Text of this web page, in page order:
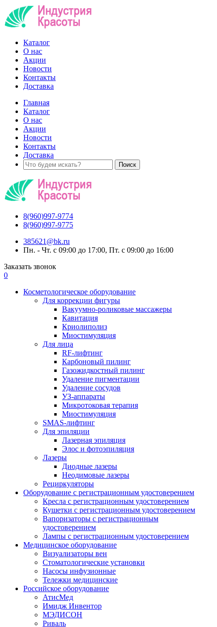
Каталог
О нас
Акции
Новости
Контакты
Доставка
Главная
Каталог
О нас
Акции
Новости
Контакты
Доставка
8(960)997-9774
8(960)997-9775
385621@bk.ru
Пн. - Чт. с 09:00 до 17:00, Пт. с 09:00 до 16:00
Заказать звонок
0
Косметологическое оборудование
Для коррекции фигуры
Вакуумно-роликовые массажеры
Кавитация
Криолиполиз
Миостимуляция
Для лица
RF-лифтинг
Карбоновый пилинг
Газожидкостный пилинг
Удаление пигментации
Удаление сосудов
УЗ-аппараты
Микротоковая терапия
Миостимуляция
SMAS-лифтинг
Для эпиляции
Лазерная эпиляция
Элос и фотоэпиляция
Лазеры
Диодные лазеры
Неодимовые лазеры
Рециркуляторы
Оборудование с регистрационным удостоверением
Кресла с регистрационным удостоверением
Кушетки с регистрационным удостоверением
Вапоризаторы с регистрационным
удостоверением
Лампы с регистрационным удостоверением
Медицинское оборудование
Визуализаторы вен
Стоматологические установки
Насосы инфузионные
Тележки медицинские
Российское оборудование
АтисМед
Имидж Инвентор
МЭДИСОН
Риваль